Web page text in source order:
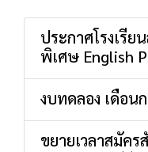
ประกาศโรงเรี
พิเศษ English
งบทดลอง เดือน
ขยายเวลาสมัค